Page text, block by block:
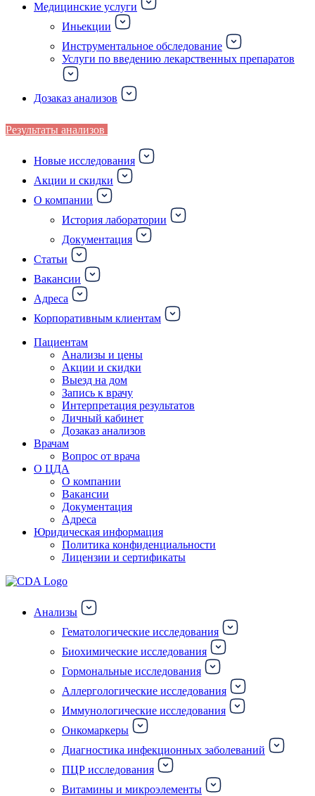
Медицинские услуги
Иньекции
Инструментальное обследование
Услуги по введению лекарственных препаратов
Дозаказ анализов
Результаты анализов
Новые исследования
Акции и скидки
О компании
История лаборатории
Документация
Статьи
Вакансии
Адреса
Корпоративным клиентам
Пациентам
Анализы и цены
Акции и скидки
Выезд на дом
Запись к врачу
Интерпретация результатов
Личный кабинет
Дозаказ анализов
Врачам
Вопрос от врача
О ЦДА
О компании
Вакансии
Документация
Адреса
Юридическая информация
Политика конфиденциальности
Лицензии и сертификаты
Анализы
Гематологические исследования
Биохимические исследования
Гормональные исследования
Аллергологические исследования
Иммунологические исследования
Онкомаркеры
Диагностика инфекционных заболеваний
ПЦР исследования
Витамины и микроэлементы